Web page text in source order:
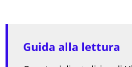
Guida alla lettura